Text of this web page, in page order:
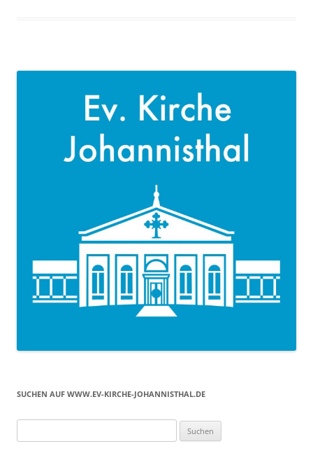
SUCHEN AUF WWW.EV-KIRCHE-JOHANNISTHAL.DE
nach: